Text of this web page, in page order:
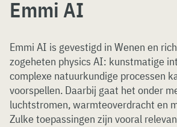
Emmi AI
Emmi AI is gevestigd in Wenen en
zogeheten physics AI: kunstmatige
complexe natuurkundige processen
voorspellen. Daarbij gaat het onder
luchtstromen, warmteoverdracht en
Zulke toepassingen zijn vooral